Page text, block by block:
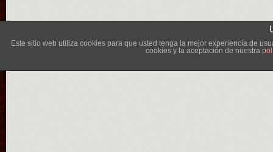
Este sitio web utiliza cookies para que usted tenga la mejor experiencia de
cookies y la aceptación de nuestra